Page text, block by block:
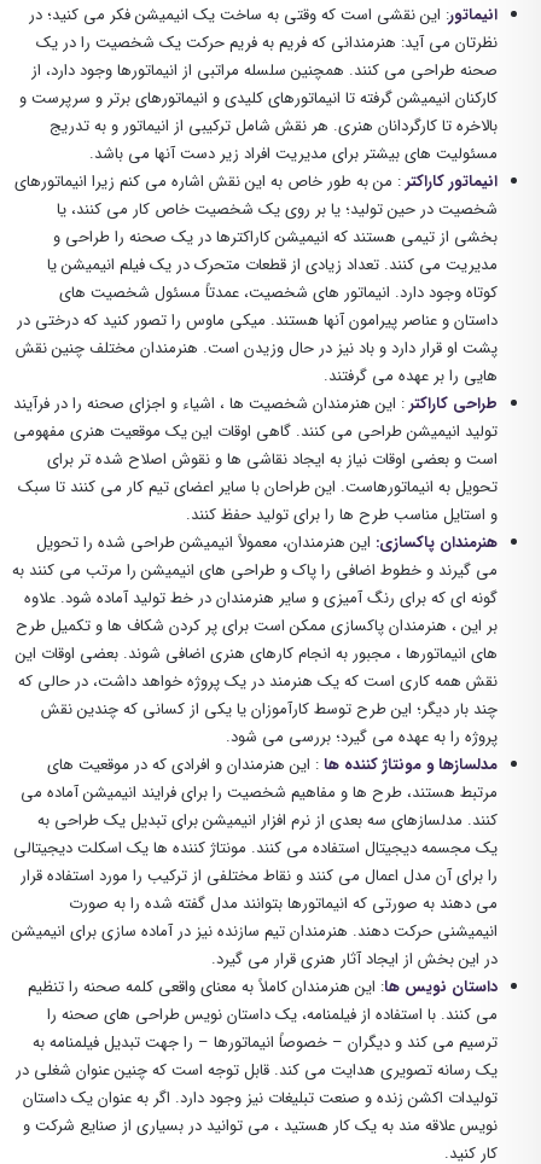
انیماتور: این نقشی است که وقتی به ساخت یک انیمیشن فکر می کنید؛ در
نظرتان می آید: هنرمندانی که فریم به فریم حرکت یک شخصیت را در یک
صحنه طراحی می کنند. همچنین سلسله مراتبی از انیماتورها وجود دارد، از
کارکنان انیمیشن گرفته تا انیماتورهای کلیدی و انیماتورهای برتر و سرپرست و
بالاخره تا کارگردانان هنری. هر نقش شامل ترکیبی از انیماتور و به تدریج
مسئولیت های بیشتر برای مدیریت افراد زیر دست آنها می باشد.
انیماتور کاراکتر: من به طور خاص به این نقش اشاره می کنم زیرا انیماتورهای
شخصیت در حین تولید؛ یا بر روی یک شخصیت خاص کار می کنند، یا
بخشی از تیمی هستند که انیمیشن کاراکترها در یک صحنه را طراحی و
مدیریت می کنند. تعداد زیادی از قطعات متحرک در یک فیلم انیمیشن یا
کوتاه وجود دارد. انیماتور های شخصیت، عمدتاً مسئول شخصیت های
داستان و عناصر پیرامون آنها هستند. میکی ماوس را تصور کنید که درختی در
پشت او قرار دارد و باد نیز در حال وزیدن است. هنرمندان مختلف چنین نقش
هایی را بر عهده می گرفتند.
طراحی کاراکتر: این هنرمندان شخصیت ها ، اشیاء و اجزای صحنه را در فرآیند
تولید انیمیشن طراحی می کنند. گاهی اوقات این یک موقعیت هنری مفهومی
است و بعضی اوقات نیاز به ایجاد نقاشی ها و نقوش اصلاح شده تر برای
تحویل به انیماتورهاست. این طراحان با سایر اعضای تیم کار می کنند تا سبک
و استایل مناسب طرح ها را برای تولید حفظ کنند.
هنرمندان پاکسازی: این هنرمندان، معمولاً انیمیشن طراحی شده را تحویل
می گیرند و خطوط اضافی را پاک و طراحی های انیمیشن را مرتب می کنند به
گونه ای که برای رنگ آمیزی و سایر هنرمندان در خط تولید آماده شود. علاوه
بر این ، هنرمندان پاکسازی ممکن است برای پر کردن شکاف ها و تکمیل طرح
های انیماتورها ، مجبور به انجام کارهای هنری اضافی شوند. بعضی اوقات این
نقش همه کاری است که یک هنرمند در یک پروژه خواهد داشت، در حالی که
چند بار دیگر؛ این طرح توسط کارآموزان یا یکی از کسانی که چندین نقش
پروژه را به عهده می گیرد؛ بررسی می شود.
مدلسازها و مونتاژ کننده ها: این هنرمندان و افرادی که در موقعیت های
مرتبط هستند، طرح ها و مفاهیم شخصیت را برای فرایند انیمیشن آماده می
کنند. مدلسازهای سه بعدی از نرم افزار انیمیشن برای تبدیل یک طراحی به
یک مجسمه دیجیتال استفاده می کنند. مونتاژ کننده ها یک اسکلت دیجیتالی
را برای آن مدل اعمال می کنند و نقاط مختلفی از ترکیب را مورد استفاده قرار
می دهند به صورتی که انیماتورها بتوانند مدل گفته شده را به صورت
انیمیشنی حرکت دهند. هنرمندان تیم سازنده نیز در آماده سازی برای انیمیشن
در این بخش از ایجاد آثار هنری قرار می گیرد.
داستان نویس ها: این هنرمندان کاملاً به معنای واقعی کلمه صحنه را تنظیم
می کنند. با استفاده از فیلمنامه، یک داستان نویس طراحی های صحنه را
ترسیم می کند و دیگران – خصوصاً انیماتورها – را جهت تبدیل فیلمنامه به
یک رسانه تصویری هدایت می کند. قابل توجه است که چنین عنوان شغلی در
تولیدات اکشن زنده و صنعت تبلیغات نیز وجود دارد. اگر به عنوان یک داستان
نویس علاقه مند به یک کار هستید ، می توانید در بسیاری از صنایع شرکت و
کار کنید.